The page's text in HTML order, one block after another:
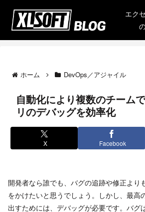
エク
ホーム DevOps／アジャイル
自動化により複数のチーム
リのデバッグを効率化
X Facebook
開発者なら誰でも、バグの追跡や修正より
をかけたいと思うでしょう。しかし、最高
出すためには、デバッグが必要です。バグ